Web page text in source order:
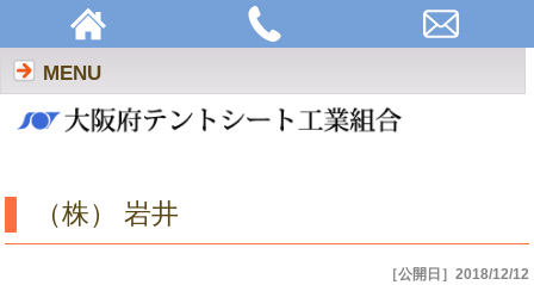
MENU
（株） 岩井
［公開日］2018/12/12